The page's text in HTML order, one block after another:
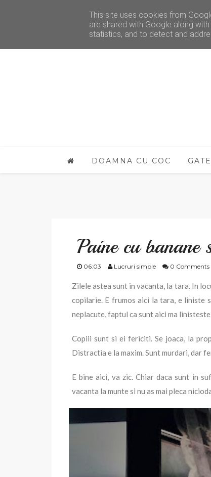
DOAMNA CU COC
Paine cu banane
06:03 Lucruri simple 0 Comments
Zilele astea sunt in vacanta, la tara. In
copilarie. E frumos aici la tara, e liniste
neplacute, faptul ca sunt aici ma
Copiii sunt si ei fericiti. Se joaca, la
Distractia e la maxim. Sunt murdari, dar
E bine aici, va zic. Chiar daca sunt in
vacanta la munte si nu as mai pleca
This site uses cookies from
are shared with Google along
statistics, and to detect and